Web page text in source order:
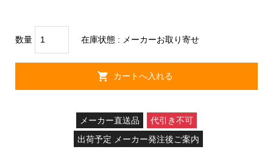
数量 在庫状態 : メーカーお取り寄せ
メーカー直送品
代引き不可
出荷予定 メーカー発注後ご案内